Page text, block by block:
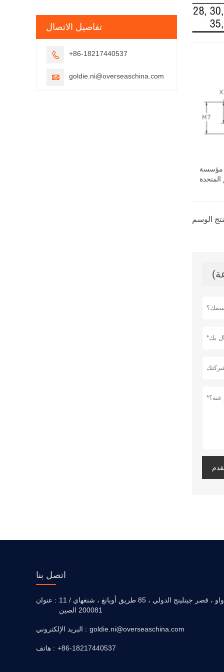
مؤسسة
تفاصيل الاتصال
 +86-18217440537
 goldie.ni@overseaschina.com
اتصل بنا
عنوان : 11 / واو ، قصر جينلينج الدولي ، 85 طريق أويانغ ، شنغهاي
200081 الصين
البريد الإلكتروني : goldie.ni@overseaschina.com
هاتف : +86-18217440537